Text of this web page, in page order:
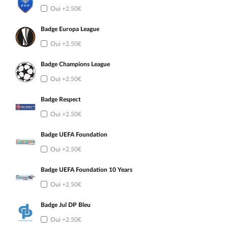
Oui +2.50€
Badge Europa League
Oui +2.50€
Badge Champions League
Oui +2.50€
Badge Respect
Oui +2.50€
Badge UEFA Foundation
Oui +2.50€
Badge UEFA Foundation 10 Years
Oui +2.50€
Badge Jul DP Bleu
Oui +2.50€